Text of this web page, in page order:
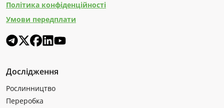
Політика конфіденційності
Умови передплати
Дослідження
Рослинництво
Переробка